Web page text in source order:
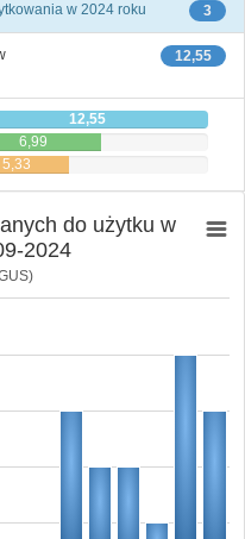
3
w 2024 roku
12,55
12,55
6,99
5,33
do użytku w
2024